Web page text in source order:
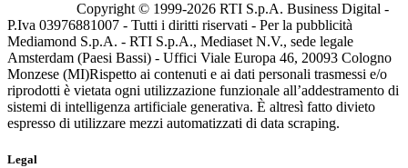
Copyright © 1999-2026 RTI S.p.A. Business Digital -
P.Iva 03976881007 - Tutti i diritti riservati - Per la pubblicità
Mediamond S.p.A. - RTI S.p.A., Mediaset N.V., sede legale
Amsterdam (Paesi Bassi) - Uffici Viale Europa 46, 20093 Cologno
Monzese (MI)Rispetto ai contenuti e ai dati personali trasmessi e/o
riprodotti è vietata ogni utilizzazione funzionale all’addestramento di
sistemi di intelligenza artificiale generativa. È altresì fatto divieto
espresso di utilizzare mezzi automatizzati di data scraping.
Legal